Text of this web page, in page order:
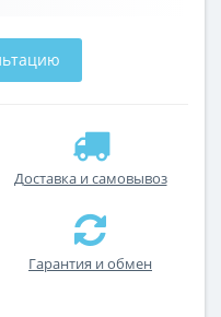
Доставка и самовывоз
Гарантия и обмен